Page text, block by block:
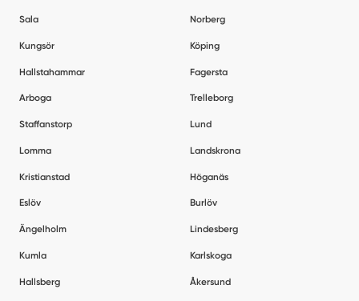
Sala Norberg
Kungsör Köping
Hallstahammar Fagersta
Arboga Trelleborg
Staffanstorp Lund
Lomma Landskrona
Kristianstad Höganäs
Eslöv Burlöv
Ängelholm Lindesberg
Kumla Karlskoga
Hallsberg Åkersund